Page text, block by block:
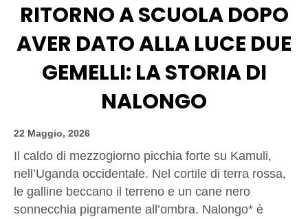
RITORNO A SCUOLA DOPO
AVER DATO ALLA LUCE DUE
GEMELLI: LA STORIA DI
NALONGO
22 Maggio, 2026
Il caldo di mezzogiorno picchia forte su Kamuli,
nell’Uganda occidentale. Nel cortile di terra rossa,
le galline beccano il terreno e un cane nero
sonnecchia pigramente all’ombra. Nalongo* è